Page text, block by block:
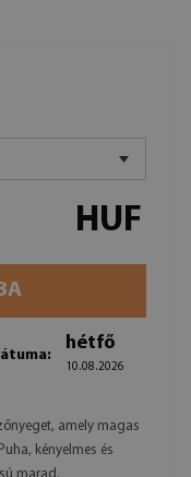
HUF
hétfő
10.08.2026
amely magas
kényelmes és